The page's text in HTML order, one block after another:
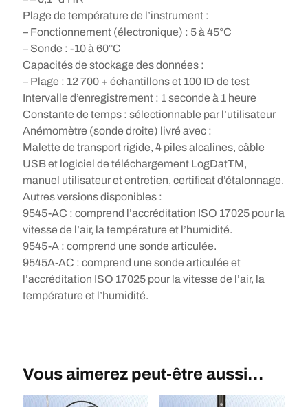
Plage de température de l’instrument :
– Fonctionnement (électronique) : 5 à 45°C
– Sonde : -10 à 60°C
Capacités de stockage des données :
– Plage : 12 700 + échantillons et 100 ID de test
Intervalle d’enregistrement : 1 seconde à 1 heure
Constante de temps : sélectionnable par l’utilisateur
Anémomètre (sonde droite) livré avec :
Malette de transport rigide, 4 piles alcalines, câble
USB et logiciel de téléchargement LogDatTM,
manuel utilisateur et entretien, certificat d’étalonnage.
Autres versions disponibles :
9545-AC : comprend l’accréditation ISO 17025 pour la
vitesse de l’air, la température et l’humidité.
9545-A : comprend une sonde articulée.
9545A-AC : comprend une sonde articulée et
l’accréditation ISO 17025 pour la vitesse de l’air, la
température et l’humidité.
Vous aimerez peut-être aussi…